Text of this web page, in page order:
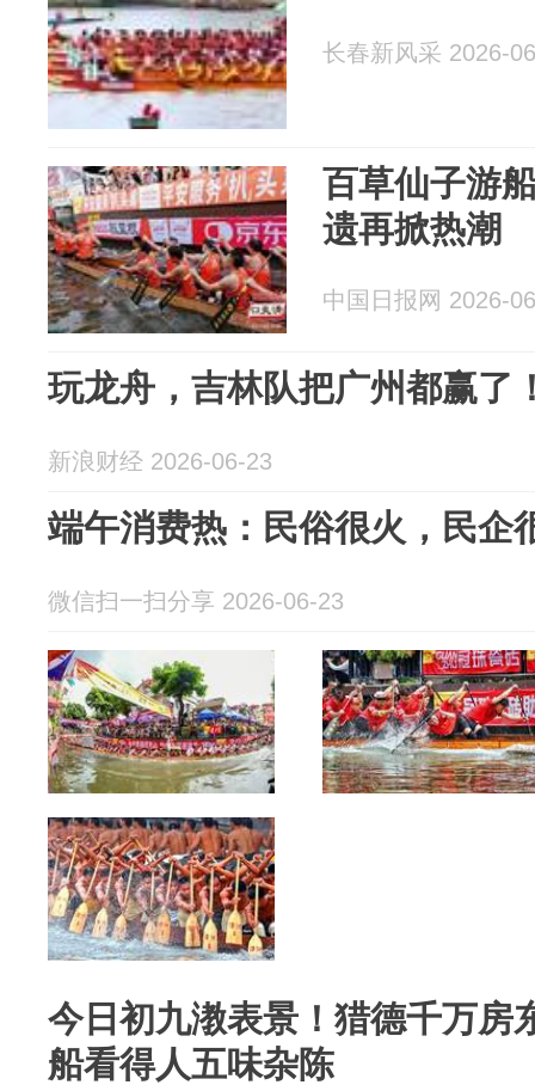
长春新风采 2026-
百草仙子游
遗再掀热潮
中国日报网 2026-
玩龙舟，吉林队把广州都赢了
新浪财经 2026-06-23
端午消费热：民俗很火，民企
微信扫一扫分享 2026-06-23
今日初九漖表景！猎德千万房
船看得人五味杂陈